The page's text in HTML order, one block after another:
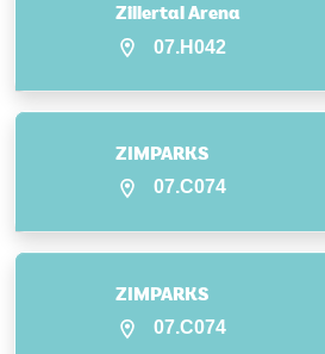
Zillertal Arena
07.H042
ZIMPARKS
07.C074
ZIMPARKS
07.C074